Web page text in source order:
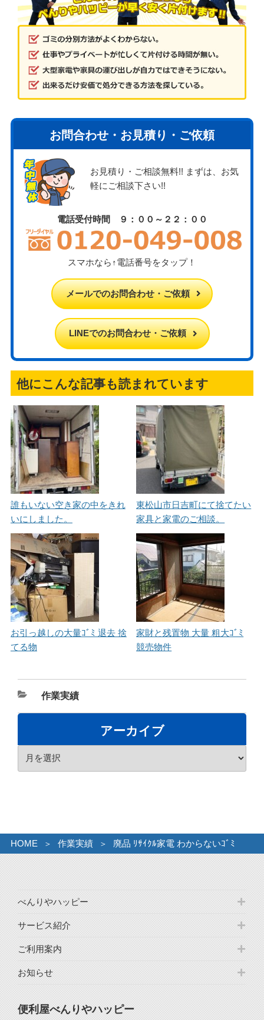
お問合わせ・お見積り・ご依頼
お見積り・ご相談無料!! まずは、お気
軽にご相談下さい!!
電話受付時間 ９：００～２２：００
スマホなら↑電話番号をタップ！
メールでのお問合わせ・ご依頼
LINEでのお問合わせ・ご依頼
他にこんな記事も読まれています
誰もいない空き家の中をきれ
いにしました。
東松山市日吉町にて捨てたい
家具と家電のご相談。
お引っ越しの大量ｺﾞﾐ 退去 捨
てる物
家財と残置物 大量 粗大ｺﾞﾐ
競売物件
カ
テ
ー
作業実績
アーカイブ
HOME 作業実績 廃品 ﾘｻｲｸﾙ家電 わからないｺﾞﾐ
べんりやハッピー
サービス紹介
ご利用案内
お知らせ
便利屋べんりやハッピー